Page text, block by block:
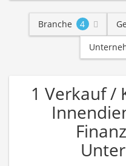
Branche 4
1 Verkauf /